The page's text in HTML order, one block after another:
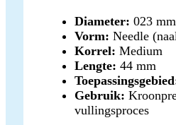
Diameter: 023 mm
Vorm: Needle
Korrel: Medium
Lengte: 44 mm
Gebruik:
vullingsproces